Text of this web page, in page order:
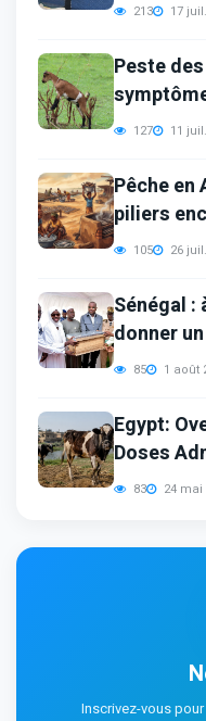
213 17
Peste
127 11
Pêche en
piliers
105 26
Sénégal :
donner
85 1 août
Egypt:
Doses
83 24 mai
Inscrivez-vous